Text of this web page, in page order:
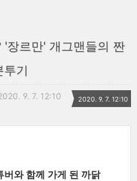
'장르만' 개그맨들의 짠
투기
9. 7. 12:10 2020. 9. 7. 12:10
버와 함께 가게 된 까닭